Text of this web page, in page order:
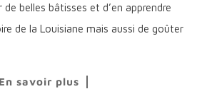
belles bâtisses et d’en apprendre
de la Louisiane mais aussi de goûter
En savoir plus